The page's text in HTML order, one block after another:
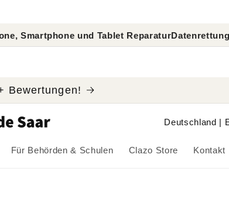
und Tablet ReparaturDatenrettung für
Für Behörden & Schulen Clazo Store Kontakt
L
a